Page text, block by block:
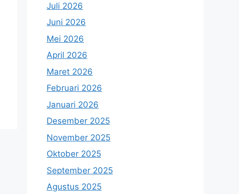
Juli 2026
Juni 2026
Mei 2026
April 2026
Maret 2026
Februari 2026
Januari 2026
Desember 2025
November 2025
Oktober 2025
September 2025
Agustus 2025